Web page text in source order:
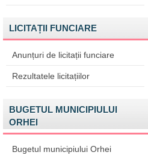
LICITAȚII FUNCIARE
Anunțuri de licitații funciare
Rezultatele licitațiilor
BUGETUL MUNICIPIULUI
ORHEI
Bugetul municipiului Orhei